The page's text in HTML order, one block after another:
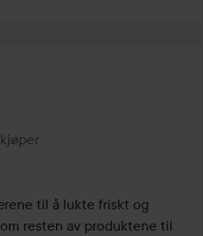
3 år
til å lukte friskt og
resten av produktene til